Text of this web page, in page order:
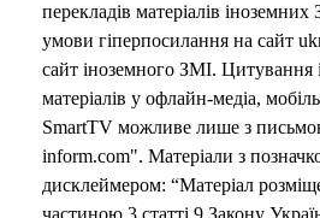
перекладів матеріалів
умови гіперпосилання на сайт
сайт іноземного ЗМІ. Цитування
матеріалів у офлайн-медіа,
SmartTV можливе лише з
inform.com". Матеріали з
дисклеймером: “Матеріал
частиною 3 статті 9 Закону